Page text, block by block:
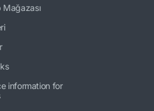
information for